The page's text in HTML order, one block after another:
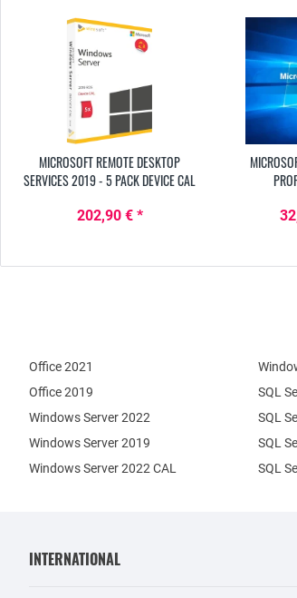
MICROSOFT REMOTE DESKTOP
SERVICES 2019 - 5 PACK DEVICE CAL
202,90 € *
Office 2021
Office 2019
Windows Server 2022
Windows Server 2019
SQL
SQL
Windows Server 2022 CAL
SQL
SQL
INTERNATIONAL